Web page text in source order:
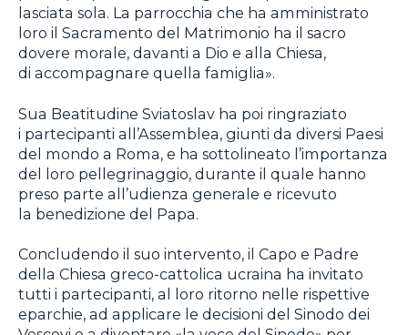
lasciata sola. La parrocchia che ha amministrato
loro il Sacramento del Matrimonio ha il sacro
dovere morale, davanti a Dio e alla Chiesa,
di accompagnare quella famiglia».
Sua Beatitudine Sviatoslav ha poi ringraziato
i partecipanti all’Assemblea, giunti da diversi Paesi
del mondo a Roma, e ha sottolineato l’importanza
del loro pellegrinaggio, durante il quale hanno
preso parte all’udienza generale e ricevuto
la benedizione del Papa.
Concludendo il suo intervento, il Capo e Padre
della Chiesa greco-cattolica ucraina ha invitato
tutti i partecipanti, al loro ritorno nelle rispettive
eparchie, ad applicare le decisioni del Sinodo dei